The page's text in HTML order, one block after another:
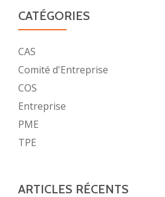
CATÉGORIES
CAS
Comité d'Entreprise
COS
Entreprise
PME
TPE
ARTICLES RÉCENTS